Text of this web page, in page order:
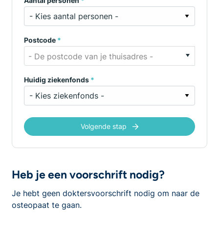
Postcode *
- De postcode van je thuisadres -
Huidig ziekenfonds *
Volgende stap
Heb je een voorschrift nodig?
Je hebt geen doktersvoorschrift nodig om naar de
osteopaat te gaan.